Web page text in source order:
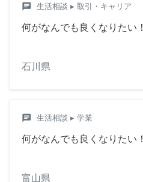
chat 生活相談 ▸ 取引・キャリア
何がなんでも良くなりたい！
石川県
chat 生活相談 ▸ 学業
何がなんでも良くなりたい！
富山県